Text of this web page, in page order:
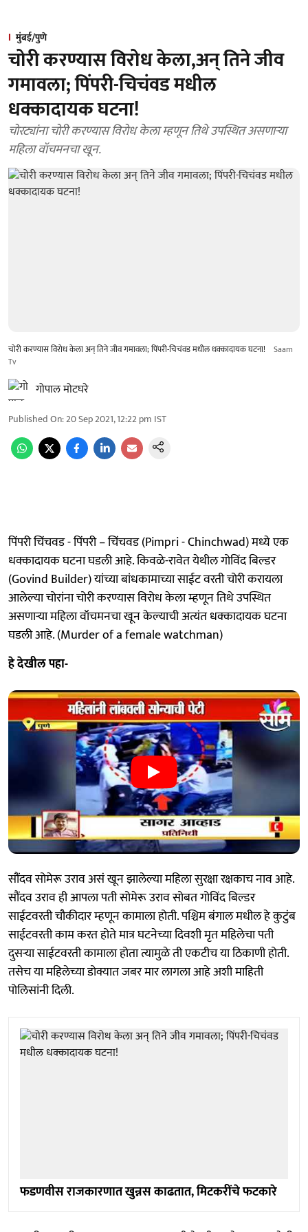
मुंबई/पुणे
चोरी करण्यास विरोध केला,अन् तिने जीव
गमावला; पिंपरी-चिचंवड मधील
धक्कादायक घटना!
चोरट्यांना चोरी करण्यास विरोध केला म्हणून तिथे उपस्थित असणाऱ्या
महिला वॉचमनचा खून.
चोरी करण्यास विरोध केला अन् तिने जीव गमावला; पिंपरी-चिचंवड मधील धक्कादायक घटना!
Saam
Tv
गोपाल मोटघरे
Published On:20 Sep 2021, 12:22 pm IST
पिंपरी चिंचवड - पिंपरी – चिंचवड (Pimpri - Chinchwad) मध्ये एक
धक्कादायक घटना घडली आहे. किवळे-रावेत येथील गोविंद बिल्डर
(Govind Builder) यांच्या बांधकामाच्या साईट वरती चोरी करायला
आलेल्या चोरांना चोरी करण्यास विरोध केला म्हणून तिथे उपस्थित
असणाऱ्या महिला वॉचमनचा खून केल्याची अत्यंत धक्कादायक घटना
घडली आहे. (Murder of a female watchman)
हे देखील पहा-
सौंदव सोमेरू उराव असं खून झालेल्या महिला सुरक्षा रक्षकाच नाव आहे.
सौंदव उराव ही आपला पती सोमेरू उराव सोबत गोविंद बिल्डर
साईटवरती चौकीदार म्हणून कामाला होती. पश्चिम बंगाल मधील हे कुटुंब
साईटवरती काम करत होते मात्र घटनेच्या दिवशी मृत महिलेचा पती
दुसऱ्या साईटवरती कामाला होता त्यामुळे ती एकटीच या ठिकाणी होती.
तसेच या महिलेच्या डोक्यात जबर मार लागला आहे अशी माहिती
पोलिसांनी दिली.
फडणवीस राजकारणात खुन्नस काढतात, मिटकरींचे फटकारे